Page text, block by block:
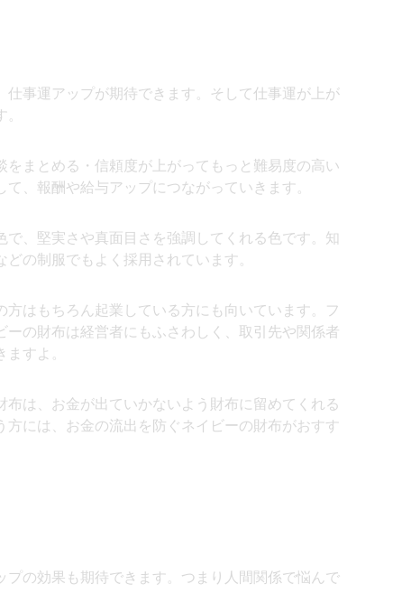
事運アップが期待できます。そして仕事運が上が
まとめる・信頼度が上がってもっと難易度の高い
、報酬や給与アップにつながっていきます。
、堅実さや真面目さを強調してくれる色です。知
の制服でもよく採用されています。
はもちろん起業している方にも向いています。フ
の財布は経営者にもふさわしく、取引先や関係者
すよ。
は、お金が出ていかないよう財布に留めてくれる
には、お金の流出を防ぐネイビーの財布がおすす
の効果も期待できます。つまり人間関係で悩んで